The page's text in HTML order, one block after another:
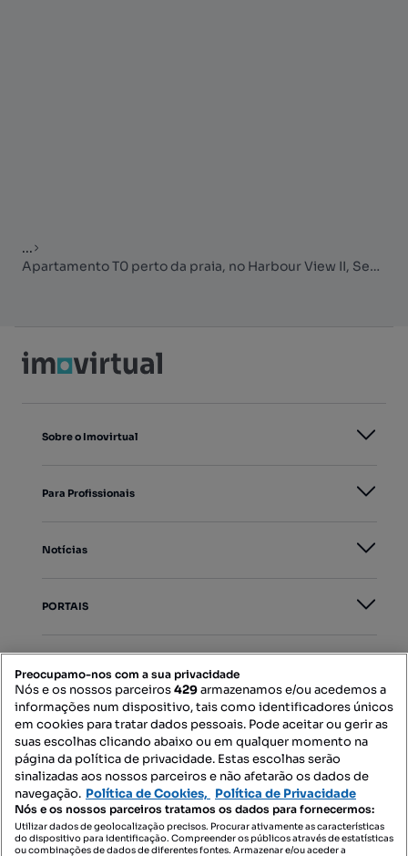
...
Apartamento T0 perto da praia, no Harbour View II, Sesimbra
Sobre o Imovirtual
Para Profissionais
Notícias
PORTAIS
Contacte-nos
SIGA-NOS:
Preocupamo-nos com a sua privacidade
Nós e os nossos parceiros429armazenamos e/ou acedemos a
informações num dispositivo, tais como identificadores únicos
em cookies para tratar dados pessoais. Pode aceitar ou gerir as
suas escolhas clicando abaixo ou em qualquer momento na
página da política de privacidade. Estas escolhas serão
sinalizadas aos nossos parceiros e não afetarão os dados de
navegação. Política de Cookies, Política de Privacidade
Nós e os nossos parceiros tratamos os dados para fornecermos:
Utilizar dados de geolocalização precisos. Procurar ativamente as características
do dispositivo para identificação. Compreender os públicos através de estatísticas
ou combinações de dados de diferentes fontes. Armazenar e/ou aceder a